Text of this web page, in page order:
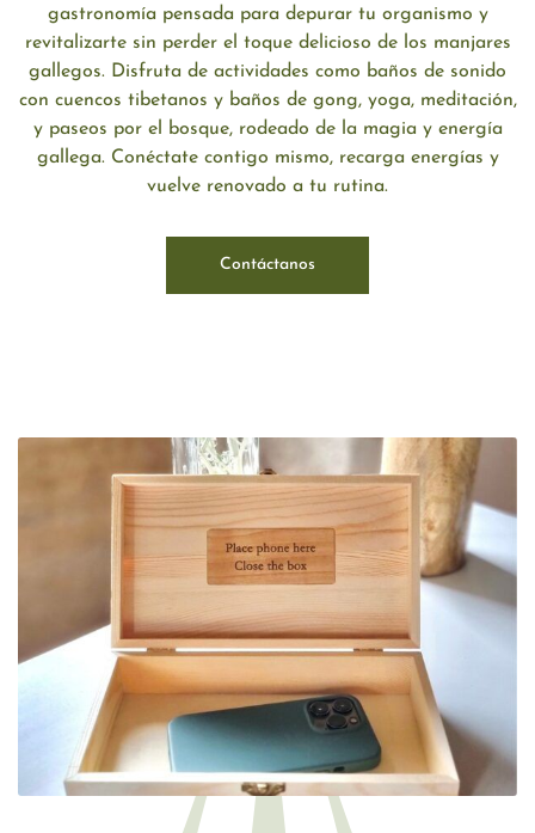
gastronomía pensada para depurar tu organismo y
revitalizarte sin perder el toque delicioso de los manjares
gallegos. Disfruta de actividades como baños de sonido
con cuencos tibetanos y baños de gong, yoga, meditación,
y paseos por el bosque, rodeado de la magia y energía
gallega. Conéctate contigo mismo, recarga energías y
vuelve renovado a tu rutina.
Contáctanos